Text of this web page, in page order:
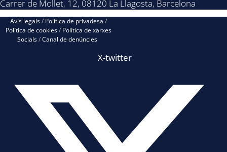
Carrer de Mollet, 12, 08120 La Llagosta, Barcelona
Avís legals/ Política de privadesa /
Política de cookies/ Política de xarxes
Socials/Canal de denúncies
X-twitter